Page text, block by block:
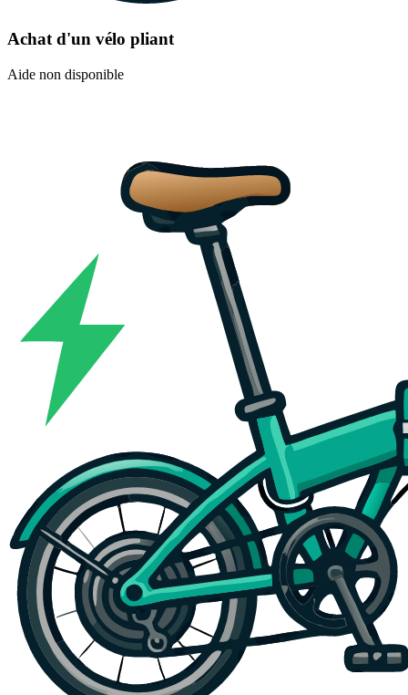
Achat d'un vélo pliant
Aide non disponible